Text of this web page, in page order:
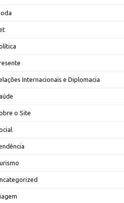
Internacionais e Diplomacia
o Site